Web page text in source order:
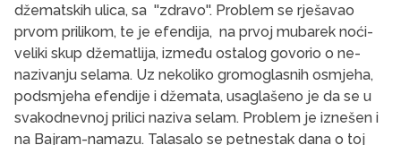
džematskih ulica, sa ''zdravo''. Problem se rješavao
prvom prilikom, te je efendija, na prvoj mubarek noći-
veliki skup džematlija, između ostalog govorio o ne-
nazivanju selama. Uz nekoliko gromoglasnih osmjeha,
podsmjeha efendije i džemata, usaglašeno je da se u
svakodnevnoj prilici naziva selam. Problem je iznešen i
na Bajram-namazu. Talasalo se petnestak dana o toj